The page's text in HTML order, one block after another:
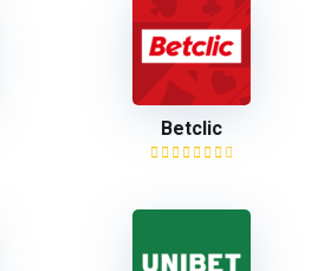
Betclic